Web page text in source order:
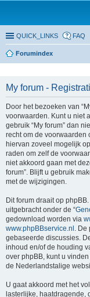
QUICK_LINKS FAQ
Forumindex
My forum -
Door het bezoeken van
voorwaarden. Kunt u niet
gebruik “My forum” dan
recht om de voorwaarden
hiervan zoveel mogelijk
raden om zelf de
niet akkoord gaan met
forum”. Blijft u gebruik
met de wijzigingen.
Dit forum draait op
uitgebracht onder de “
gedownload worden via
www.phpBBservice.nl . De
gebaseerde discussies.
inhoud en/of de houding
over phpBB, kunt u
de Nederlandstalige
U gaat akkoord met het
lasterlijke,